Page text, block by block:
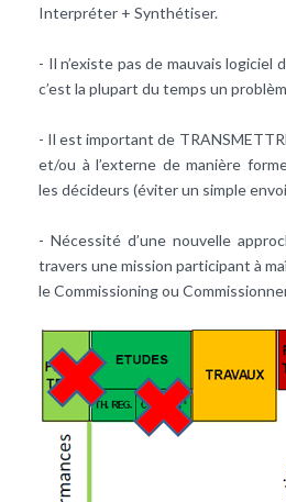
Interpréter + Synthétiser.
- Il n’existe pas de mauvais logiciel
c’est la plupart du temps un
- Il est important de
et/ou à l’externe de manière
les décideurs (éviter un simple
- Nécessité d’une nouvelle
travers une mission participant à
le Commissioning ou